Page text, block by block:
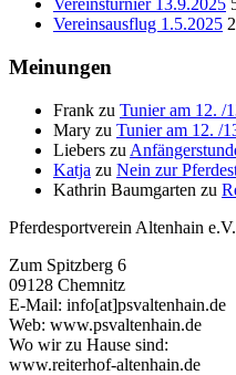
Vereinsturnier 13.9.2025
Vereinsausflug 1.5.2025
Meinungen
Frank zu Tunier am 12. /
Mary zu Tunier am 12. /
Liebers zu
Katja zu Nein zur
Kathrin Baumgarten zu
Pferdesportverein Altenhain e.V.
Zum Spitzberg 6
09128 Chemnitz
E-Mail: info[at]psvaltenhain.de
Web: www.psvaltenhain.de
Wo wir zu Hause sind:
www.reiterhof-altenhain.de